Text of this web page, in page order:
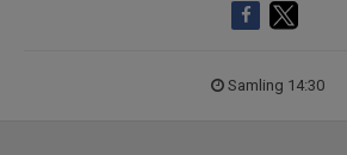
Samling 14:30